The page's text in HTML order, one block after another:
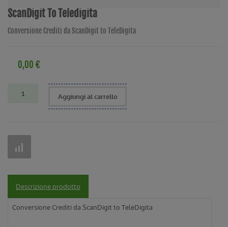
ScanDigit To Teledigita
Conversione Crediti da ScanDigit to TeleDigita
0,00 €
Aggiungi al carrello
Descrizione prodotto
Conversione Crediti da ScanDigit to TeleDigita